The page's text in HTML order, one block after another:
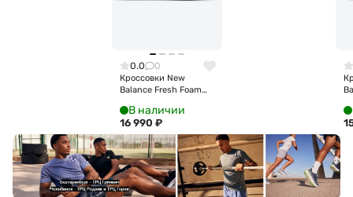
0.0 0
Кроссовки New
Balance Fresh Foam
M8806HE
В наличии
16 990 ₽